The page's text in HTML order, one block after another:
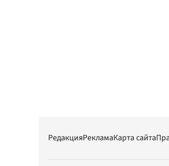
РедакцияРекламаКарта сайта